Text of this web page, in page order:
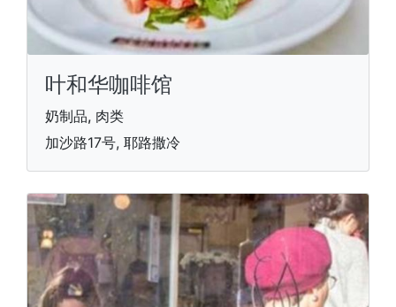
叶和华咖啡馆
奶制品, 肉类
加沙路17号, 耶路撒冷